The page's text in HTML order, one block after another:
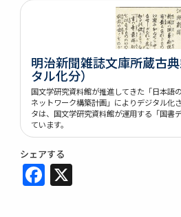
明治新聞雑誌文庫所蔵古
タル化分）
国文学研究資料館が推進してきた「日本語
ネットワーク構築計画」によりデジタル化
タは、国文学研究資料館が運用する「国書
ています。
シェアする
Facebook